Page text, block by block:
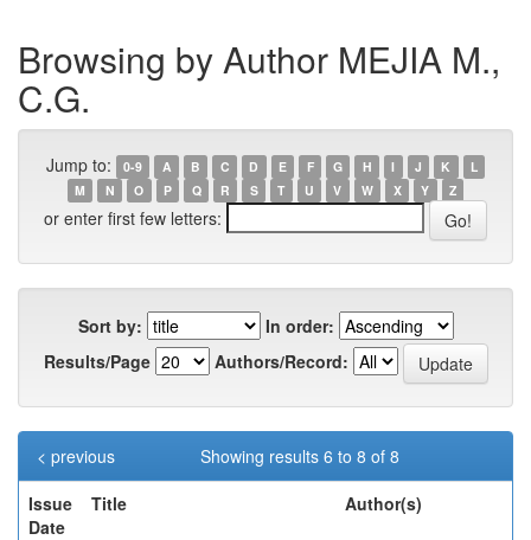
Browsing by Author MEJIA M.,
C.G.
Jump to: 0-9 A B C D E F G H I J K
L
M
N O P Q R S T U V W X Y Z
or enter first few letters:
Sort by:
In order:
Results/Page
Authors/Record:
Showing results 6 to 8 of 8
< previous
Issue
Date
Title Author(s)